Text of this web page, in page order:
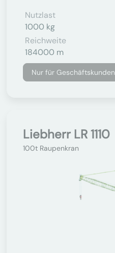
Nutzlast
1000 kg
Reichweite
184000 m
Nur für Geschäftskunden
Liebherr LR 1110
100t Raupenkran